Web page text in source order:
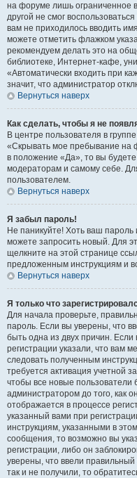
на форуме лишь ограниченное
другой не смог
вам не приходилось вводить
можете отметить флажком
рекомендуем делать это на
библиотеке, Интернет-кафе,
«Автоматически входить при
значит, что администратор
Вернуться наверх
Как сделать, чтобы я не
В центре пользователя в
«Скрывать мое пребывание на
в положение «Да», то вы
модераторам и самому себе.
пользователем.
Вернуться наверх
Я забыл пароль!
Не паникуйте! Хоть ваш пароль
можете запросить новый. Для
щелкните на этой странице
предложенным инструкциям и
Вернуться наверх
Я только что
Для начала проверьте,
пароль. Если вы уверены, что
быть одна из двух причин.
регистрации указали, что вам
следовать полученным
требуется активация учетной
чтобы все новые пользователи
администратором до того, как
отображается в процессе
указанный вами при
инструкциям, указанными в
сообщения, то возможно вы
регистрации, либо он
уверены, что ввели
так и не получили, то